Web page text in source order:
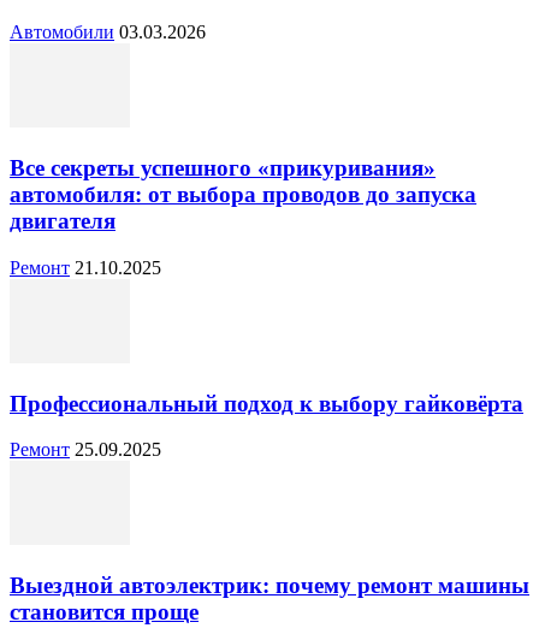
Автомобили 03.03.2026
Все секреты успешного «прикуривания»
автомобиля: от выбора проводов до запуска
двигателя
Ремонт 21.10.2025
Профессиональный подход к выбору гайковёрта
Ремонт 25.09.2025
Выездной автоэлектрик: почему ремонт машины
становится проще